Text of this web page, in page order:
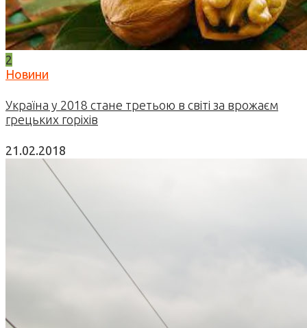
2
Новини
Україна у 2018 стане третьою в світі за врожаєм
грецьких горіхів
21.02.2018